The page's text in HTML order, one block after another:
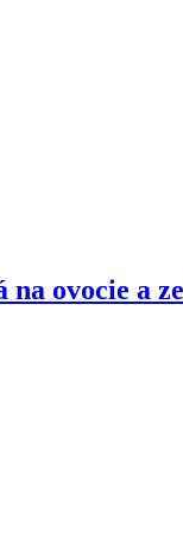
na ovocie a